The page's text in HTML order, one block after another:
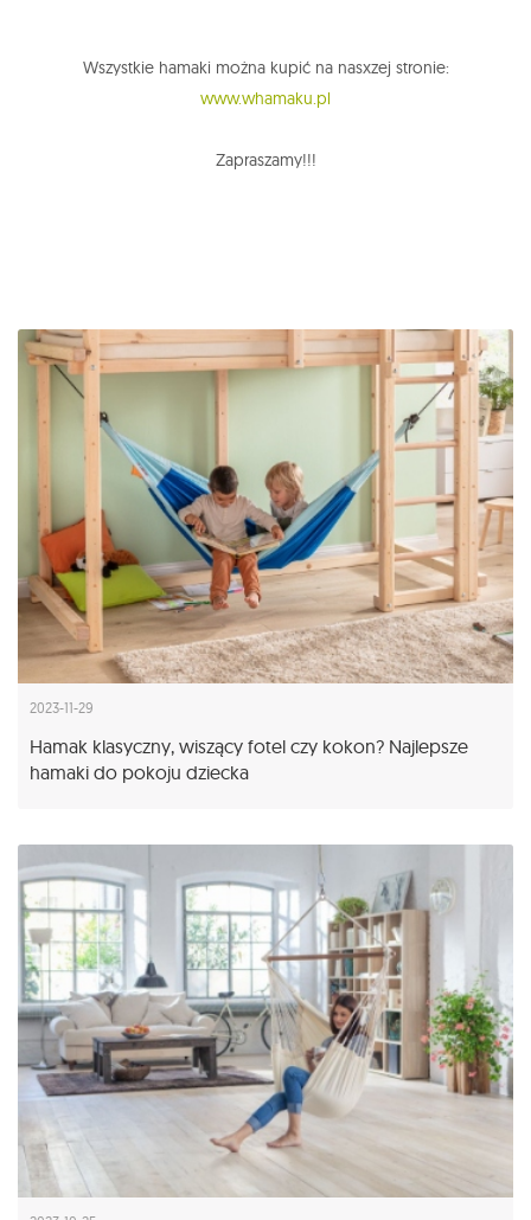
Wszystkie hamaki można kupić na nasxzej stronie:
www.whamaku.pl
Zapraszamy!!!
2023-11-29
Hamak klasyczny, wiszący fotel czy kokon? Najlepsze
hamaki do pokoju dziecka